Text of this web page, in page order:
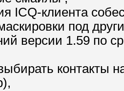
ICQ-клиента
под
версии 1.59 по
контакты